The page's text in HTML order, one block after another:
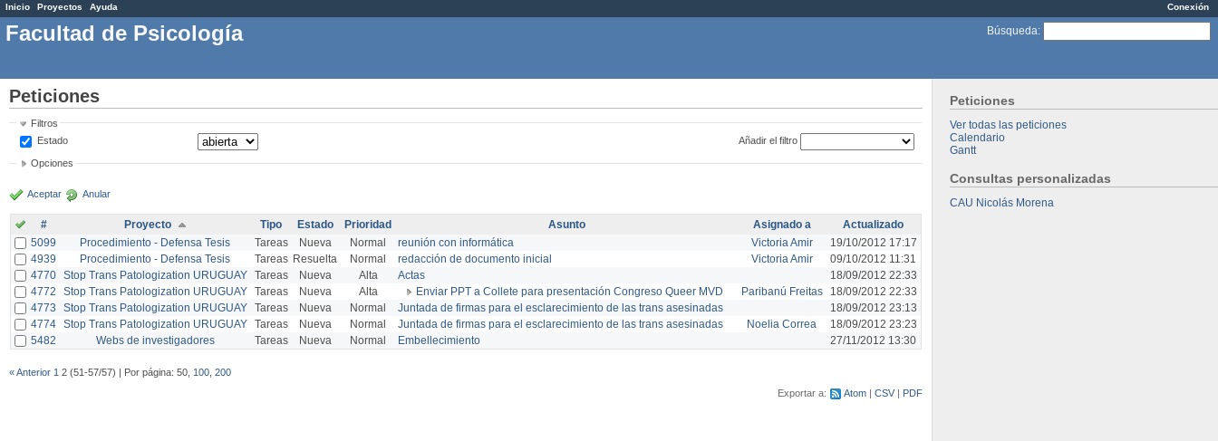
Conexión
Inicio Proyectos Ayuda
Búsqueda:
Facultad de Psicología
Peticiones
Ver todas las peticiones
Calendario
Gantt
Consultas personalizadas
CAU Nicolás Morena
Peticiones
Filtros
Estado
Añadir el filtro
Opciones
Aceptar Anular
# Proyecto Tipo Estado Prioridad Asunto Asignado a
Actualizado
5099
Procedimiento - Defensa Tesis Tareas Nueva Normal reunión con informática Victoria Amir
19/10/2012 17:17
4939
Procedimiento - Defensa Tesis Tareas Resuelta Normal redacción de documento inicial Victoria Amir
09/10/2012 11:31
4770 Stop Trans Patologization URUGUAY Tareas Nueva Alta Actas
18/09/2012 22:33
4772
Stop Trans Patologization URUGUAY Tareas Nueva Alta Enviar PPT a Collete para presentación Congreso Queer MVD Paribanú Freitas
18/09/2012 22:33
4773
Stop Trans Patologization URUGUAY Tareas Nueva Normal Juntada de firmas para el esclarecimiento de las trans asesinadas
18/09/2012 23:13
4774 Stop Trans Patologization URUGUAY Tareas Nueva Normal Juntada de firmas para el esclarecimiento de las trans asesinadas Noelia Correa
18/09/2012 23:23
5482
Webs de investigadores Tareas Nueva Normal Embellecimiento 27/11/2012 13:30
« Anterior 1 2 (51-57/57) | Por página: 50, 100 200
Exportar a:
Atom CSV PDF